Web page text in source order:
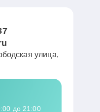
улица,
до 21:00